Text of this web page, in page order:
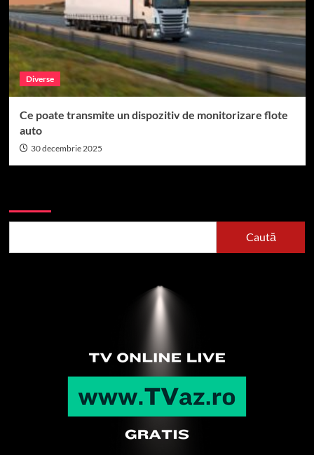
Diverse
Ce poate transmite un dispozitiv de monitorizare flote
auto
30 decembrie 2025
Caută